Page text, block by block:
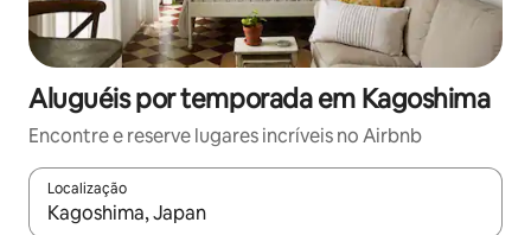
Aluguéis por temporada em Kagoshima
Encontre e reserve lugares incríveis no Airbnb
Localização
Quando os resultados estiverem disponíveis, explore-os